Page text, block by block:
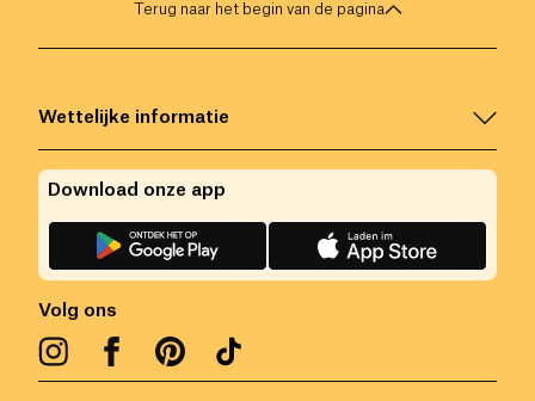
Terug naar het begin van de pagina
Wettelijke informatie
Volg ons
Download onze app